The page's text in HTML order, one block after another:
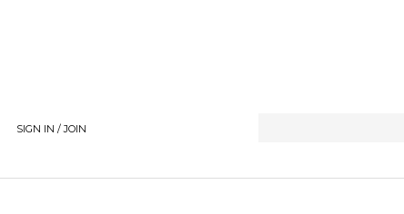
SIGN IN / JOIN